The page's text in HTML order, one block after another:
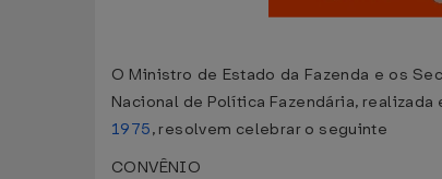
O Ministro de Estado da Fazenda e os
Nacional de Política Fazendária,
1975, resolvem celebrar o seguinte
CONVÊNIO